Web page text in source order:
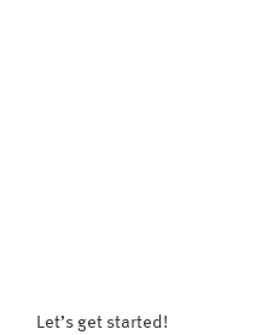
Let’s get started!